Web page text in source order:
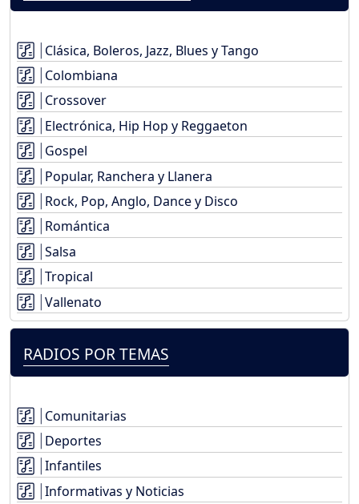
Clásica, Boleros, Jazz, Blues y Tango
Colombiana
Crossover
Electrónica, Hip Hop y Reggaeton
Gospel
Popular, Ranchera y Llanera
Rock, Pop, Anglo, Dance y Disco
Romántica
Salsa
Tropical
Vallenato
RADIOS POR TEMAS
Comunitarias
Deportes
Infantiles
Informativas y Noticias